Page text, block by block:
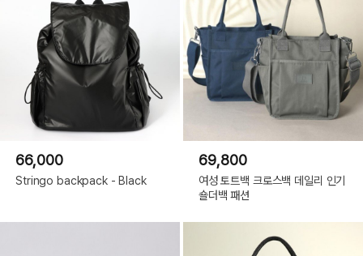
66,000
Stringo backpack - Black
69,800
여성 토트백 크로스백 데일리 인기
숄더백 패션